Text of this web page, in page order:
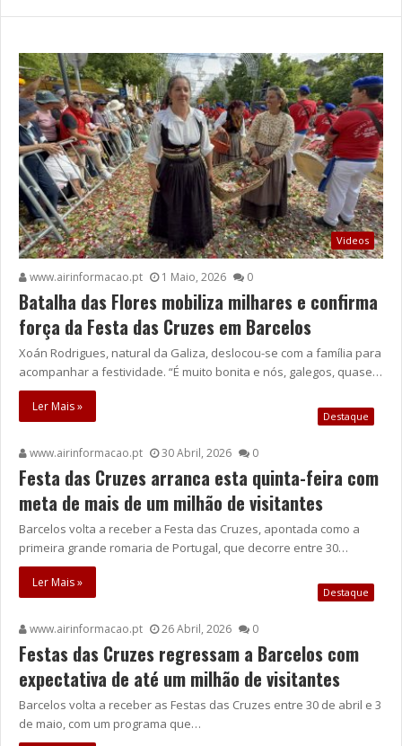
Videos
www.airinformacao.pt 1 Maio, 2026 0
Batalha das Flores mobiliza milhares e confirma
força da Festa das Cruzes em Barcelos
Xoán Rodrigues, natural da Galiza, deslocou-se com a família para
acompanhar a festividade. “É muito bonita e nós, galegos, quase…
Ler Mais »
Destaque
www.airinformacao.pt 30 Abril, 2026 0
Festa das Cruzes arranca esta quinta-feira com
meta de mais de um milhão de visitantes
Barcelos volta a receber a Festa das Cruzes, apontada como a
primeira grande romaria de Portugal, que decorre entre 30…
Ler Mais »
Destaque
www.airinformacao.pt 26 Abril, 2026 0
Festas das Cruzes regressam a Barcelos com
expectativa de até um milhão de visitantes
Barcelos volta a receber as Festas das Cruzes entre 30 de abril e 3
de maio, com um programa que…